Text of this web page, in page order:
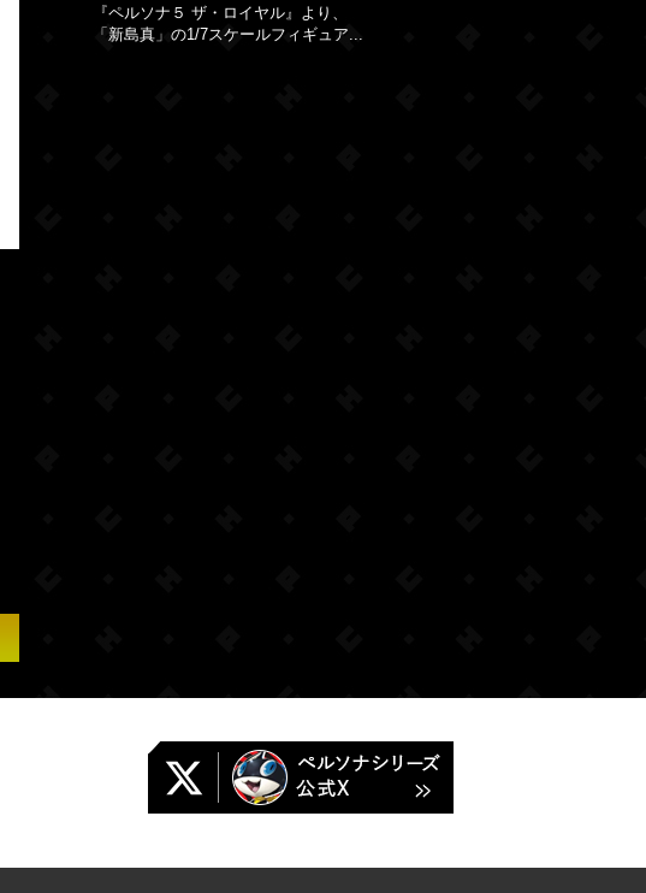
『ペルソナ５ ザ・ロイヤル』より、
「新島真」の1/7スケールフィギュア...